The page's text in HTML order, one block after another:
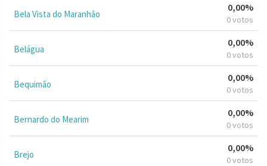
Bela Vista do Maranhão
0,00%
0 votos
Belágua
0,00%
0 votos
Bequimão
0,00%
0 votos
Bernardo do Mearim
0,00%
0 votos
Brejo
0,00%
0 votos